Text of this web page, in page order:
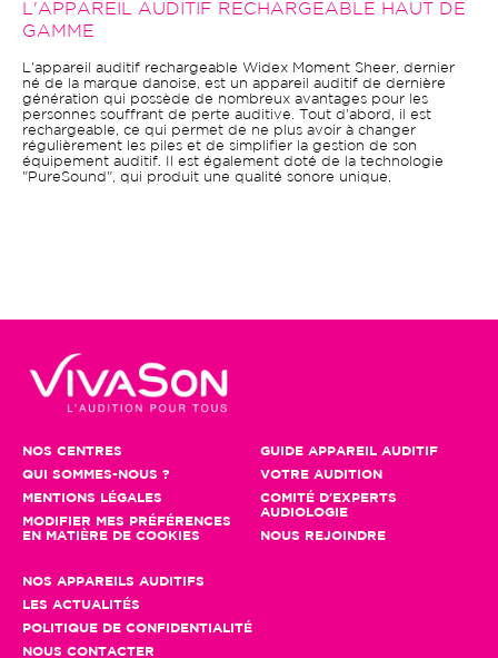
L'APPAREIL AUDITIF RECHARGEABLE HAUT DE
GAMME
L'appareil auditif rechargeable Widex Moment Sheer, dernier
né de la marque danoise, est un appareil auditif de dernière
génération qui possède de nombreux avantages pour les
personnes souffrant de perte auditive. Tout d'abord, il est
rechargeable, ce qui permet de ne plus avoir à changer
régulièrement les piles et de simplifier la gestion de son
équipement auditif. Il est également doté de la technologie
"PureSound", qui produit une qualité sonore unique,
NOS CENTRES
QUI SOMMES-NOUS ?
MENTIONS LÉGALES
MODIFIER MES PRÉFÉRENCES
EN MATIÈRE DE COOKIES
GUIDE APPAREIL AUDITIF
VOTRE AUDITION
COMITÉ D'EXPERTS
AUDIOLOGIE
NOUS REJOINDRE
NOS APPAREILS AUDITIFS
LES ACTUALITÉS
POLITIQUE DE CONFIDENTIALITÉ
NOUS CONTACTER